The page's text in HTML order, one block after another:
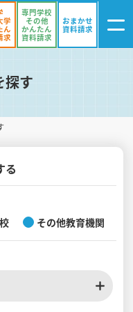
気になる
す
学
ん
求
専門学校
その他
かんたん
資料請求
おまかせ
資料請求
探す
る
その他教育機関